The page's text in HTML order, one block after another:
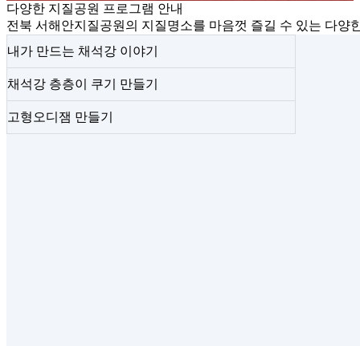
다양한 지질공원 프로그램 안내
전북 서해안지질공원의 지질명소를 마음껏 즐길 수 있는 다양
내가 만드는 채석강 이야기
채석강 층층이 쿠기 만들기
고형오디잼 만들기